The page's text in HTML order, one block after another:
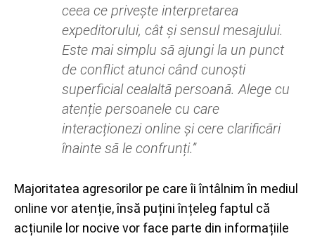
ceea ce privește interpretarea
expeditorului, cât și sensul mesajului.
Este mai simplu să ajungi la un punct
de conflict atunci când cunoști
superficial cealaltă persoană. Alege cu
atenție persoanele cu care
interacționezi online și cere clarificări
înainte să le confrunți.”
Majoritatea agresorilor pe care îi întâlnim în mediul
online vor atenție, însă puțini înțeleg faptul că
acțiunile lor nocive vor face parte din informațiile